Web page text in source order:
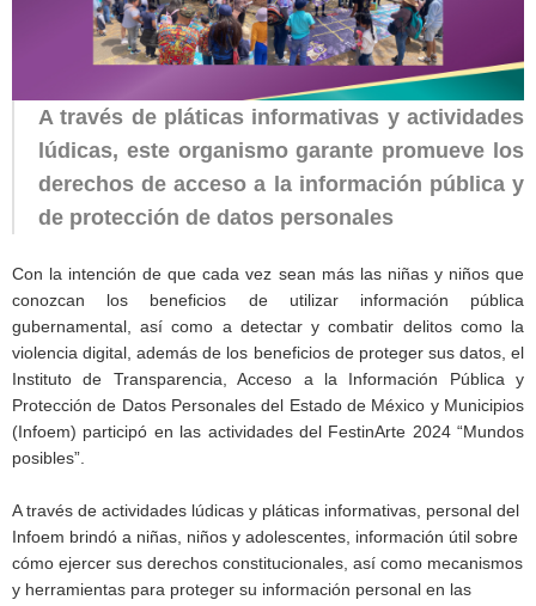
A través de pláticas informativas y actividades
lúdicas, este organismo garante promueve los
derechos de acceso a la información pública y
de protección de datos personales
Con la intención de que cada vez sean más las niñas y niños que
conozcan los beneficios de utilizar información pública
gubernamental, así como a detectar y combatir delitos como la
violencia digital, además de los beneficios de proteger sus datos, el
Instituto de Transparencia, Acceso a la Información Pública y
Protección de Datos Personales del Estado de México y Municipios
(Infoem) participó en las actividades del FestinArte 2024 “Mundos
posibles”.
A través de actividades lúdicas y pláticas informativas, personal del
Infoem brindó a niñas, niños y adolescentes, información útil sobre
cómo ejercer sus derechos constitucionales, así como mecanismos
y herramientas para proteger su información personal en las